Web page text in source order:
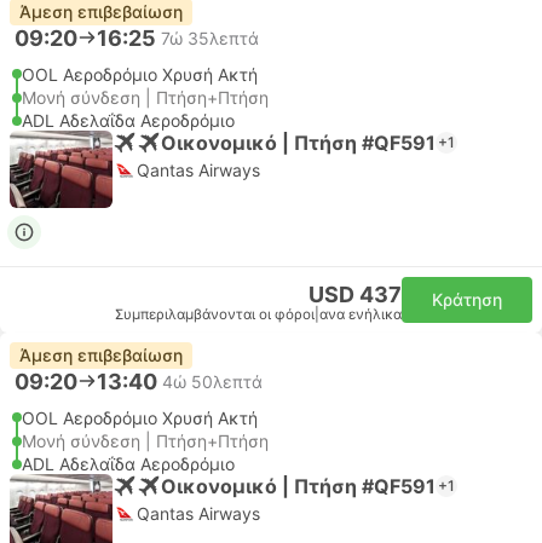
Άμεση επιβεβαίωση
09:20 16:25 7ώ 35λεπτά
OOL Αεροδρόμιο Χρυσή Ακτή
Μονή σύνδεση | Πτήση+Πτήση
ADL Αδελαΐδα Αεροδρόμιο
Οικονομικό | Πτήση #QF591 +1
Qantas Airways
USD 437
Συμπεριλαμβάνονται οι φόροι ανα ενήλικα
Κράτηση
Άμεση επιβεβαίωση
09:20 13:40 4ώ 50λεπτά
OOL Αεροδρόμιο Χρυσή Ακτή
Μονή σύνδεση | Πτήση+Πτήση
ADL Αδελαΐδα Αεροδρόμιο
Οικονομικό | Πτήση #QF591 +1
Qantas Airways